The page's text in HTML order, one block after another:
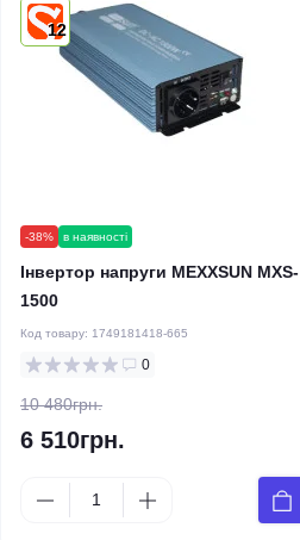
-38% в наявності
12
Інвертор напруги MEXXSUN MXS-
1500
Код товару: 1749181418-665
0
10 480грн.
6 510грн.